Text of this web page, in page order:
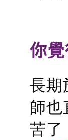
你
長期
師
苦了